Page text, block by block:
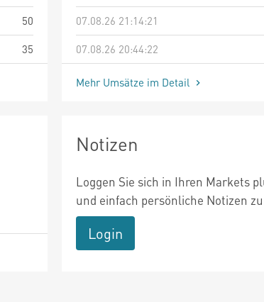
50
35
07.08.26 21:14:21
07.08.26 20:44:22
Mehr Umsätze im Detail
Notizen
Loggen Sie sich in Ihren Markets
und einfach persönliche Notizen
Login